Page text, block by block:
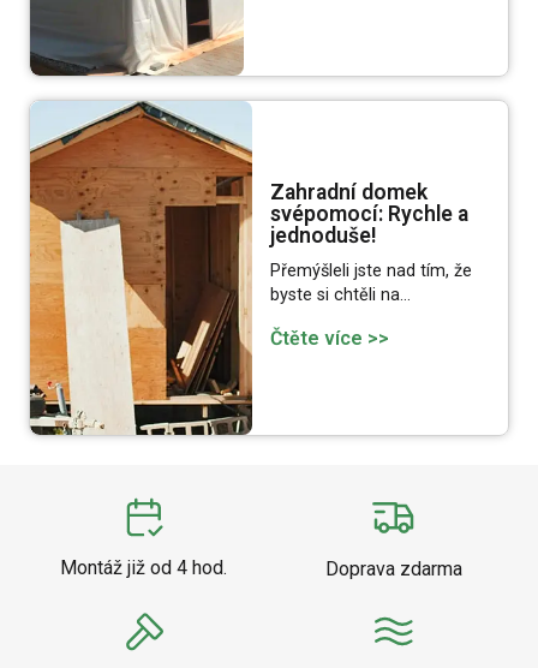
Zahradní domek
svépomocí: Rychle a
jednoduše!
Přemýšleli jste nad tím, že
byste si chtěli na…
Čtěte více >>
Montáž již od 4 hod. Doprava zdarma